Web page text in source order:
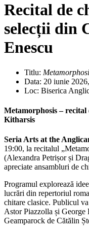
Recital de
selecții din
Enescu
Titlu:
Data: 20 iunie
Loc: Biserica
Metamorphosis – recital
Kitharsis
Seria Arts at the
19:00, la recitalul
(Alexandra Petrișor și
apreciate ansambluri de
Programul explorează
lucrări din repertoriul
chitare clasice. Publicul
Astor Piazzolla și George
Geamparock de Cătălin